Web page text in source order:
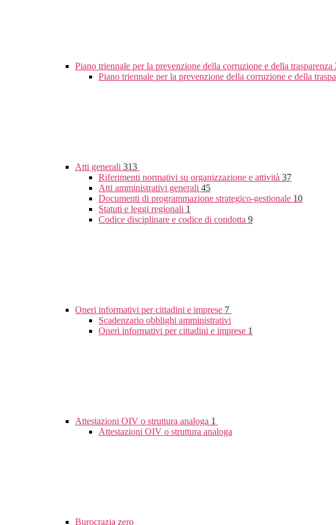
Piano triennale per la prevenzione della corruzione e della trasparenza
Piano triennale per la prevenzione della corruzione e della
Atti generali 313
Riferimenti normativi su organizzazione e attività 37
Atti amministrativi generali 45
Documenti di programmazione strategico-gestionale 10
Statuti e leggi regionali 1
Codice disciplinare e codice di condotta 9
Oneri informativi per cittadini e imprese 7
Scadenzario obblighi amministrativi
Oneri informativi per cittadini e imprese 1
Attestazioni OIV o struttura analoga 1
Attestazioni OIV o struttura analoga
Burocrazia zero